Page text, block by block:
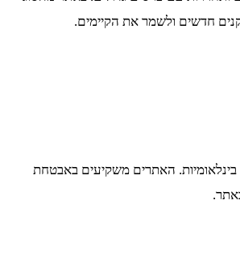
חדשים ולשמר את הקיימים.
בינלאומיות. האתרים משקיעים באבטחת